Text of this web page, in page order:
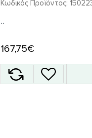
Κωδικός Προϊόντος:
..
167,75€